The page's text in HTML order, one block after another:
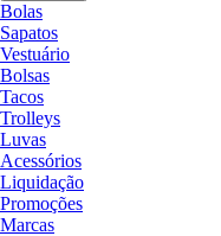
Bolas
Sapatos
Vestuário
Bolsas
Tacos
Trolleys
Luvas
Acessórios
Liquidação
Promoções
Marcas